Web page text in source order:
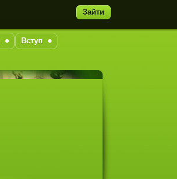
Зайти
Вступ